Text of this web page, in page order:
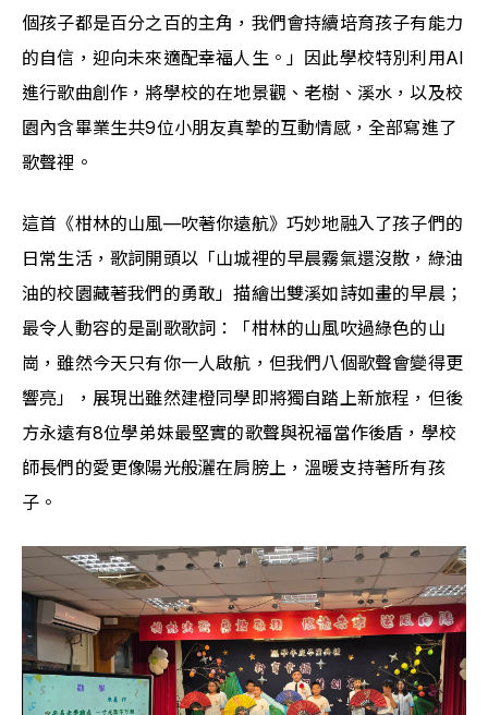
個孩子都是百分之百的主角，我們會持續培育孩子有能力
的自信，迎向未來適配幸福人生。」因此學校特別利用AI
進行歌曲創作，將學校的在地景觀、老樹、溪水，以及校
園內含畢業生共9位小朋友真摯的互動情感，全部寫進了
歌聲裡。
這首《柑林的山風—吹著你遠航》巧妙地融入了孩子們的
日常生活，歌詞開頭以「山城裡的早晨霧氣還沒散，綠油
油的校園藏著我們的勇敢」描繪出雙溪如詩如畫的早晨；
最令人動容的是副歌歌詞：「柑林的山風吹過綠色的山
崗，雖然今天只有你一人啟航，但我們八個歌聲會變得更
響亮」，展現出雖然建橙同學即將獨自踏上新旅程，但後
方永遠有8位學弟妹最堅實的歌聲與祝福當作後盾，學校
師長們的愛更像陽光般灑在肩膀上，溫暖支持著所有孩
子。